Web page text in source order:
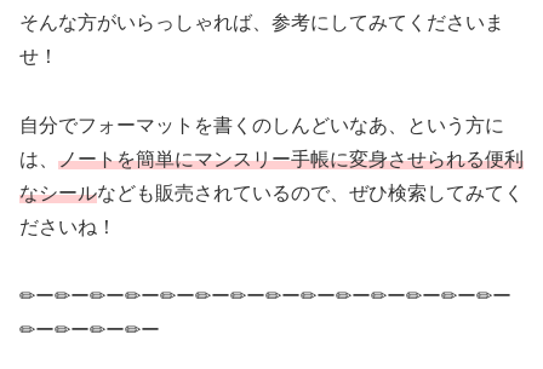
そんな方がいらっしゃれば、参考にしてみてくださいま
せ！
自分でフォーマットを書くのしんどいなあ、という方に
は、 ノートを簡単にマンスリー手帳に変身させられる便利
なシールなども販売されているので、ぜひ検索してみてく
ださいね！
✏ー✏ー✏ー✏ー✏ー✏ー✏ー✏ー✏ー✏ー✏ー✏ー✏ー✏ー
✏ー✏ー✏ー✏ー